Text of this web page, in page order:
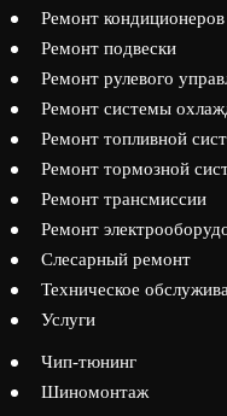
Ремонт кондиционеров
Ремонт подвески
Ремонт рулевого
Ремонт системы
Ремонт топливной
Ремонт тормозной
Ремонт трансмиссии
Ремонт
Слесарный ремонт
Техническое
Услуги
Чип-тюнинг
Шиномонтаж